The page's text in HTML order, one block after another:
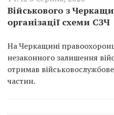
Військового з
організації схеми СЗЧ
На Черкащині
незаконного залишення
отримав
частин.